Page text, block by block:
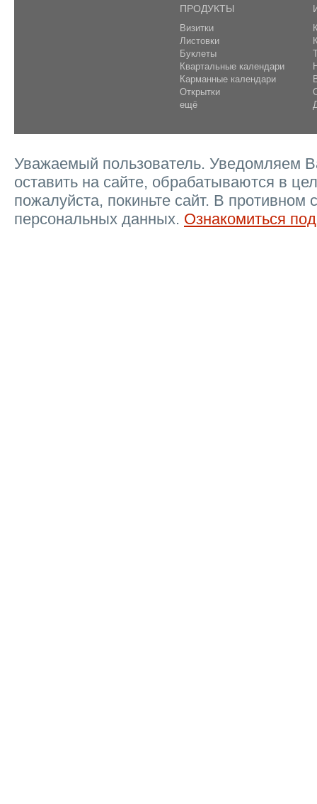
ПРОДУКТЫ
Визитки
Листовки
Буклеты
Квартальные календари
Карманные календари
Открытки
ещё
Уважаемый пользователь. Уведомляем
оставить на сайте, обрабатываются в
пожалуйста, покиньте сайт. В противном
персональных данных. Ознакомиться